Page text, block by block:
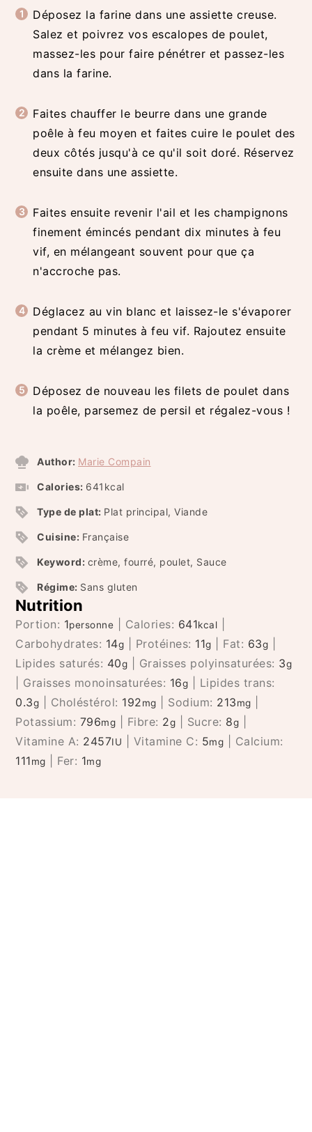
Déposez la farine dans une assiette creuse.
Salez et poivrez vos escalopes de poulet,
massez-les pour faire pénétrer et passez-les
dans la farine.
Faites chauffer le beurre dans une grande
poêle à feu moyen et faites cuire le poulet des
deux côtés jusqu'à ce qu'il soit doré. Réservez
ensuite dans une assiette.
Faites ensuite revenir l'ail et les champignons
finement émincés pendant dix minutes à feu
vif, en mélangeant souvent pour que ça
n'accroche pas.
Déglacez au vin blanc et laissez-le s'évaporer
pendant 5 minutes à feu vif. Rajoutez ensuite
la crème et mélangez bien.
Déposez de nouveau les filets de poulet dans
la poêle, parsemez de persil et régalez-vous !
Author: Marie Compain
Calories: 641 kcal
Type de plat: Plat principal, Viande
Cuisine: Française
Keyword: crème, fourré, poulet, Sauce
Régime: Sans gluten
Nutrition
Portion: 1personne Calories: 641kcal
Carbohydrates: 14g Protéines: 11g Fat: 63g
Lipides saturés: 40g Graisses polyinsaturées: 3g
Graisses monoinsaturées: 16g
Lipides trans:
0.3g Choléstérol: 192mg Sodium: 213mg
Potassium: 796mg Fibre: 2g Sucre: 8g
Vitamine A: 2457IU Vitamine C: 5mg
Calcium:
111mg Fer: 1mg